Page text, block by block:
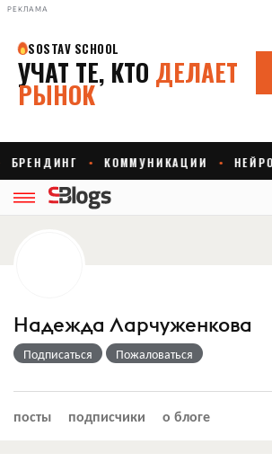
РЕКЛАМА
Надежда Ларчуженкова
Подписаться Пожаловаться
посты подписчики о блоге